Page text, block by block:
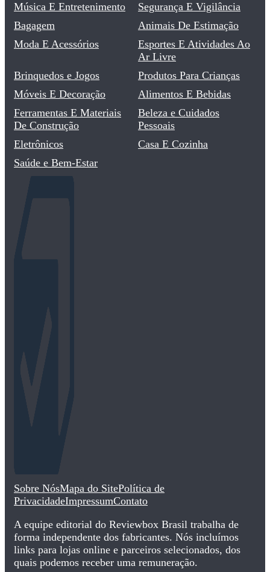
Música E Entretenimento
Segurança E Vigilância
Bagagem
Animais De Estimação
Moda E Acessórios
Esportes E Atividades Ao
Ar Livre
Brinquedos e Jogos
Produtos Para Crianças
Móveis E Decoração
Alimentos E Bebidas
Ferramentas E Materiais
De Construção
Beleza e Cuidados
Pessoais
Eletrônicos
Casa E Cozinha
Saúde e Bem-Estar
Sobre NósMapa do SitePolítica de
PrivacidadeImpressumContato
A equipe editorial do Reviewbox Brasil trabalha de
forma independente dos fabricantes. Nós incluímos
links para lojas online e parceiros selecionados, dos
quais podemos receber uma remuneração.